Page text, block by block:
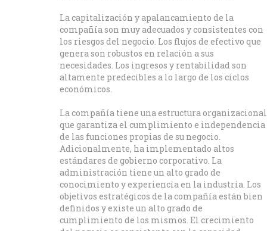
La capitalización y apalancamiento de la
compañía son muy adecuados y consistentes con
los riesgos del negocio. Los flujos de efectivo que
genera son robustos en relación a sus
necesidades. Los ingresos y rentabilidad son
altamente predecibles a lo largo de los ciclos
económicos.
La compañía tiene una estructura organizacional
que garantiza el cumplimiento e independencia
de las funciones propias de su negocio.
Adicionalmente, ha implementado altos
estándares de gobierno corporativo. La
administración tiene un alto grado de
conocimiento y experiencia en la industria. Los
objetivos estratégicos de la compañía están bien
definidos y existe un alto grado de
cumplimiento de los mismos. El crecimiento